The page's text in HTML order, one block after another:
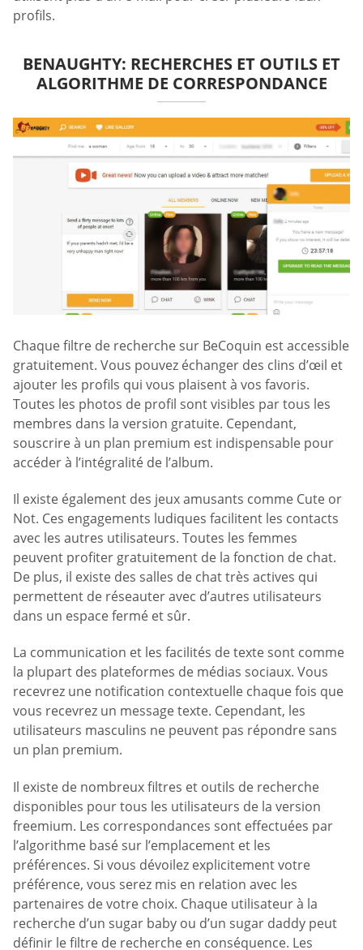
profils.
BENAUGHTY: RECHERCHES ET OUTILS ET
ALGORITHME DE CORRESPONDANCE
Chaque filtre de recherche sur BeCoquin est accessible
gratuitement. Vous pouvez échanger des clins d’œil et
ajouter les profils qui vous plaisent à vos favoris.
Toutes les photos de profil sont visibles par tous les
membres dans la version gratuite. Cependant,
souscrire à un plan premium est indispensable pour
accéder à l’intégralité de l’album.
Il existe également des jeux amusants comme Cute or
Not. Ces engagements ludiques facilitent les contacts
avec les autres utilisateurs. Toutes les femmes
peuvent profiter gratuitement de la fonction de chat.
De plus, il existe des salles de chat très actives qui
permettent de réseauter avec d’autres utilisateurs
dans un espace fermé et sûr.
La communication et les facilités de texte sont comme
la plupart des plateformes de médias sociaux. Vous
recevrez une notification contextuelle chaque fois que
vous recevrez un message texte. Cependant, les
utilisateurs masculins ne peuvent pas répondre sans
un plan premium.
Il existe de nombreux filtres et outils de recherche
disponibles pour tous les utilisateurs de la version
freemium. Les correspondances sont effectuées par
l’algorithme basé sur l’emplacement et les
préférences. Si vous dévoilez explicitement votre
préférence, vous serez mis en relation avec les
partenaires de votre choix. Chaque utilisateur à la
recherche d’un sugar baby ou d’un sugar daddy peut
définir le filtre de recherche en conséquence. Les